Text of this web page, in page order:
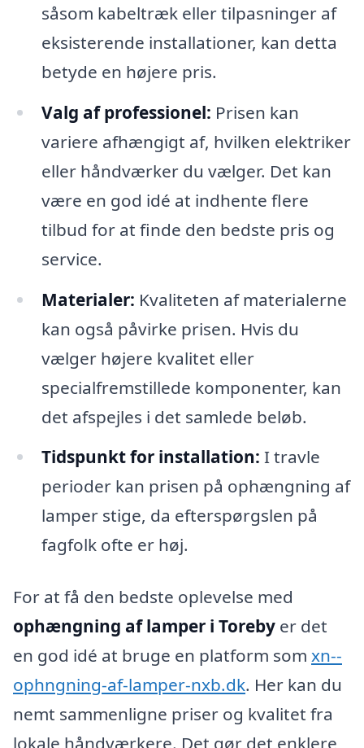
såsom kabeltræk eller tilpasninger af
eksisterende installationer, kan detta
betyde en højere pris.
Valg af professionel: Prisen kan
variere afhængigt af, hvilken elektriker
eller håndværker du vælger. Det kan
være en god idé at indhente flere
tilbud for at finde den bedste pris og
service.
Materialer: Kvaliteten af materialerne
kan også påvirke prisen. Hvis du
vælger højere kvalitet eller
specialfremstillede komponenter, kan
det afspejles i det samlede beløb.
Tidspunkt for installation: I travle
perioder kan prisen på ophængning af
lamper stige, da efterspørgslen på
fagfolk ofte er høj.
For at få den bedste oplevelse med
ophængning af lamper i Toreby er det
en god idé at bruge en platform som xn--
ophngning-af-lamper-nxb.dk. Her kan du
nemt sammenligne priser og kvalitet fra
lokale håndværkere. Det gør det enklere